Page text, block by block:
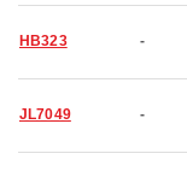
HB323 -
JL7049 -